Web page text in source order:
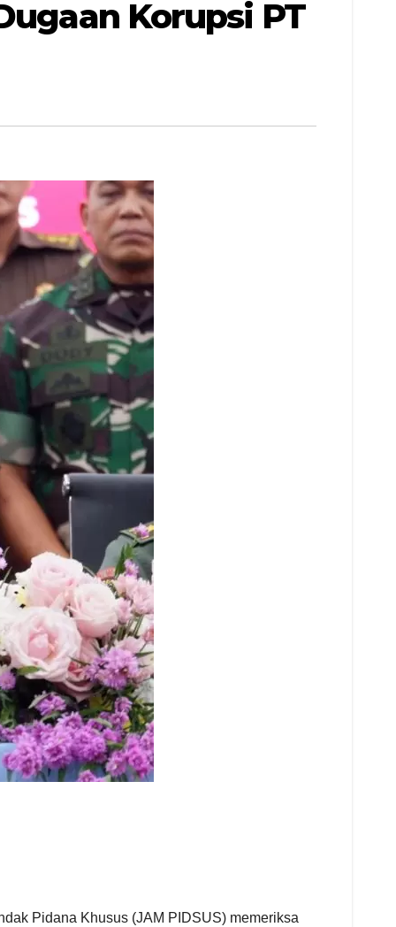
Korupsi PT
Pidana Khusus (JAM PIDSUS) memeriksa